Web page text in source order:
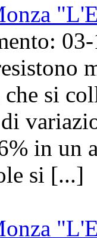
si
in un
si [...]